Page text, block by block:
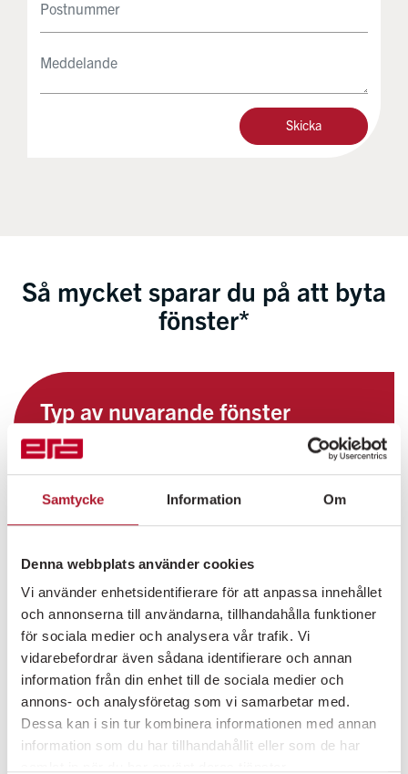
Samtycke Information Om
Denna webbplats använder cookies
Vi använder enhetsidentifierare för att anpassa innehållet
och annonserna till användarna, tillhandahålla funktioner
för sociala medier och analysera vår trafik. Vi
vidarebefordrar även sådana identifierare och annan
information från din enhet till de sociala medier och
annons- och analysföretag som vi samarbetar med.
Dessa kan i sin tur kombinera informationen med annan
information som du har tillhandahållit eller som de har
Så mycket sparar du på att byta
fönster*
Typ av nuvarande fönster
3-glas fönster
Var i Sverige bor du?
Södra Sverige
Mellansverige